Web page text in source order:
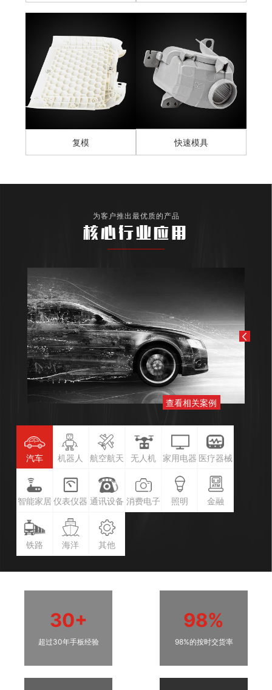
复模 快速模具
为客户推出最优质的产品
核心行业应用
查看相关案例
汽车 机器人 航空航天 无人机 家用电器 医疗器械
智能家居 仪表仪器 通讯设备 消费电子 照明 金融
铁路 海洋 其他
30+
超过30年手板经验
98%
98%的按时交货率